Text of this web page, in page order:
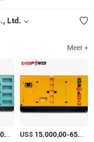
Ltd.
Meer +
/Set
US$ 15.000,00-65.000,00